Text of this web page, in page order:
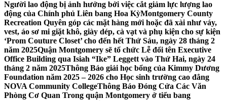
Người lao động bị ảnh hưởng bởi việc cắt giảm lực lượng lao
động của Chính phủ Liên bang Hoa KỳMontgomery County
Recreation Quyên góp các mặt hàng mới hoặc đã xài như váy,
vest, áo sơ mi giặt khô, giày dép, cà vạt và phụ kiện cho sự kiện
‘Prom Couture Closet’ cho đến hết Thứ Sáu, ngày 28 tháng 2
năm 2025Quận Montgomery sẽ tổ chức Lễ đổi tên Executive
Office Building qua Isiah “Ike” Leggett vào Thứ Hai, ngày 24
tháng 2 năm 2025Thông Báo giải học bổng của Kimmy Dương
Foundation năm 2025 – 2026 cho Học sinh trường cao đẳng
NOVA Community CollegeThông Báo Đóng Cửa Các Văn
Phòng Cơ Quan Trong quận Montgomery ở tiểu bang